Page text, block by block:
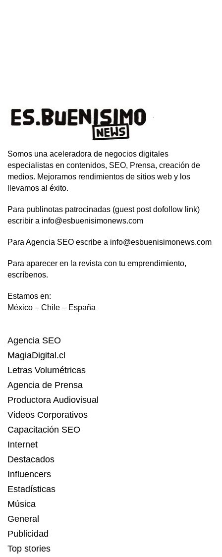
Somos una aceleradora de negocios digitales
especialistas en contenidos, SEO, Prensa, creación de
medios. Mejoramos rendimientos de sitios web y los
llevamos al éxito.
Para publinotas patrocinadas (guest post dofollow link)
escribir a info@esbuenisimonews.com
Para Agencia SEO escribe a info@esbuenisimonews.com
Para aparecer en la revista con tu emprendimiento,
escríbenos.
Estamos en:
México – Chile – España
Agencia SEO
MagiaDigital.cl
Letras Volumétricas
Agencia de Prensa
Productora Audiovisual
Videos Corporativos
Capacitación SEO
Internet
Destacados
Influencers
Estadísticas
Música
General
Publicidad
Top stories